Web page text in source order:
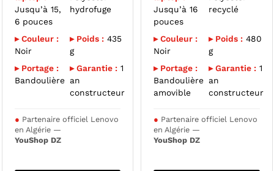
Jusqu’à 15,
6 pouces
hydrofuge
▸ Couleur :
Noir
▸ Poids :435
g
▸ Portage :
Bandoulière
▸ Garantie :1
an
constructeur
● Partenaire officiel Lenovo
en Algérie —
YouShop DZ
Jusqu’à 16
pouces
recyclé
▸ Couleur :
Noir
▸ Poids : 480
g
▸ Portage :
Bandoulière
amovible
▸ Garantie : 1
an
constructeur
● Partenaire officiel Lenovo
en Algérie —
YouShop DZ